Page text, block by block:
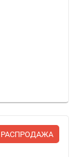
РАСПРОДАЖА